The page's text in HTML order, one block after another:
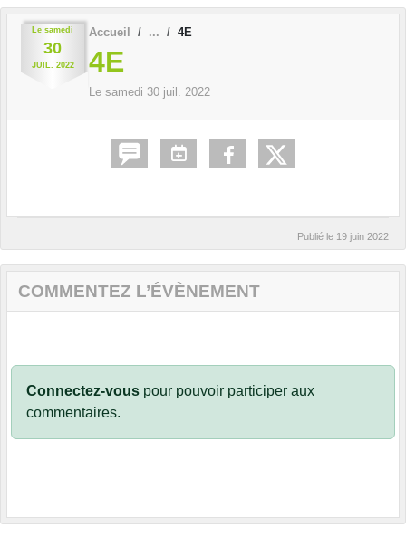
Le samedi
30
JUIL. 2022
Accueil 4E
4E
Le samedi 30 juil. 2022
Publié le 19 juin 2022
COMMENTEZ L’ÉVÈNEMENT
Connectez-vous pour pouvoir participer aux
commentaires.